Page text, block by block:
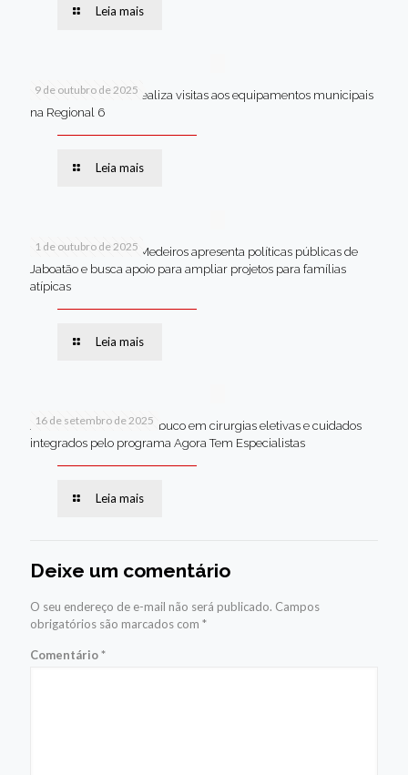
Leia mais
9 de outubro de 2025
Van dos secretários realiza visitas aos equipamentos municipais
na Regional 6
Leia mais
1 de outubro de 2025
Em Brasília, Andréa Medeiros apresenta políticas públicas de
Jaboatão e busca apoio para ampliar projetos para famílias
atípicas
Leia mais
16 de setembro de 2025
Jaboatão lidera Pernambuco em cirurgias eletivas e cuidados
integrados pelo programa Agora Tem Especialistas
Leia mais
Deixe um comentário
O seu endereço de e-mail não será publicado. Campos
obrigatórios são marcados com *
Comentário*